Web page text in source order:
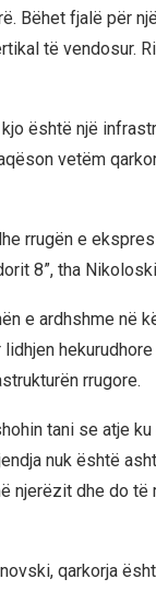
Bëhet fjalë për
të vendosur.
është një
vetëm
rrugën e
8”, tha
e ardhshme në
rrugore.
tani se atje ku
nuk është
njerëzit dhe do të
qarkorja